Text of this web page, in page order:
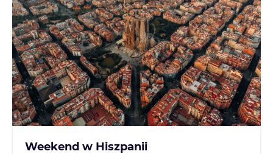
Weekend w Hiszpanii